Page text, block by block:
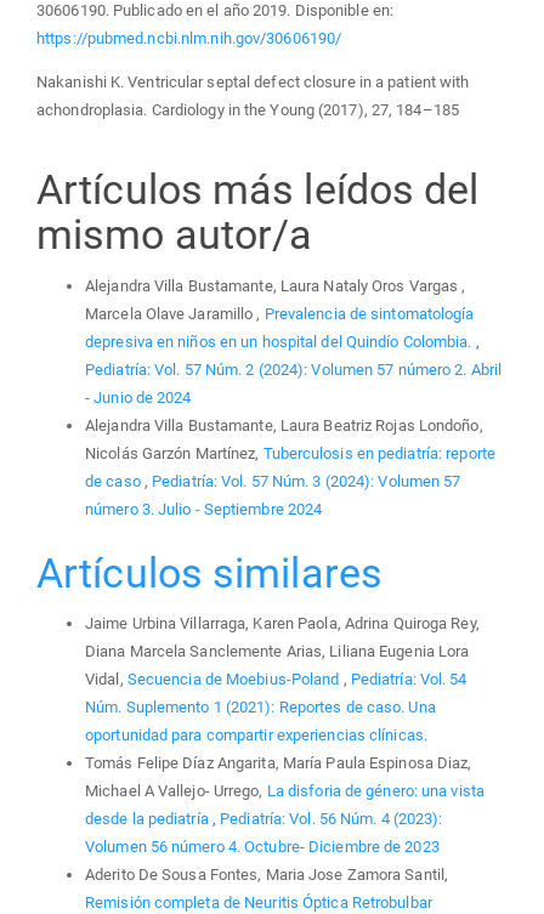
30606190. Publicado en el año 2019. Disponible en:
https://pubmed.ncbi.nlm.nih.gov/30606190/
Nakanishi K. Ventricular septal defect closure in a patient with
achondroplasia. Cardiology in the Young (2017), 27, 184–185
Artículos más leídos del
mismo autor/a
Alejandra Villa Bustamante, Laura Nataly Oros Vargas ,
Marcela Olave Jaramillo , Prevalencia de sintomatología
depresiva en niños en un hospital del Quindío Colombia. ,
Pediatría: Vol. 57 Núm. 2 (2024): Volumen 57 número 2. Abril
- Junio de 2024
Alejandra Villa Bustamante, Laura Beatriz Rojas Londoño,
Nicolás Garzón Martínez, Tuberculosis en pediatría: reporte
de caso , Pediatría: Vol. 57 Núm. 3 (2024): Volumen 57
número 3. Julio - Septiembre 2024
Artículos similares
Jaime Urbina Villarraga, Karen Paola, Adrina Quiroga Rey,
Diana Marcela Sanclemente Arias, Liliana Eugenia Lora
Vidal, Secuencia de Moebius-Poland , Pediatría: Vol. 54
Núm. Suplemento 1 (2021): Reportes de caso. Una
oportunidad para compartir experiencias clínicas.
Tomás Felipe Díaz Angarita, María Paula Espinosa Diaz,
Michael A Vallejo- Urrego, La disforia de género: una vista
desde la pediatría , Pediatría: Vol. 56 Núm. 4 (2023):
Volumen 56 número 4. Octubre- Diciembre de 2023
Aderito De Sousa Fontes, Maria Jose Zamora Santil,
Remisión completa de Neuritis Óptica Retrobulbar